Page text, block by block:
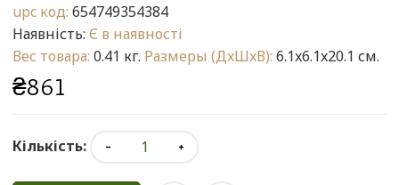
upc код: 654749354384
Наявність: Є в наявності
Вес товара: 0.41 кг. Размеры (ДxШxВ): 6.1x6.1x20.1 см.
₴861
Кількість: